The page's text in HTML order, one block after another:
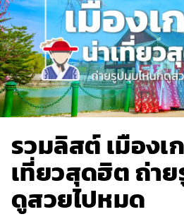
รวมลิสต์ เมืองเ
เที่ยวสุดฮิต ถ่า
ดูสวยไปหมด